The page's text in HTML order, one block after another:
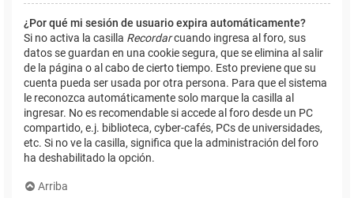
¿Por qué mi sesión de usuario expira automáticamente?
Si no activa la casilla Recordarcuando ingresa al foro, sus
datos se guardan en una cookie segura, que se elimina al salir
de la página o al cabo de cierto tiempo. Esto previene que su
cuenta pueda ser usada por otra persona. Para que el sistema
le reconozca automáticamente solo marque la casilla al
ingresar. No es recomendable si accede al foro desde un PC
compartido, e.j. biblioteca, cyber-cafés, PCs de universidades,
etc. Si no ve la casilla, significa que la administración del foro
ha deshabilitado la opción.
Arriba